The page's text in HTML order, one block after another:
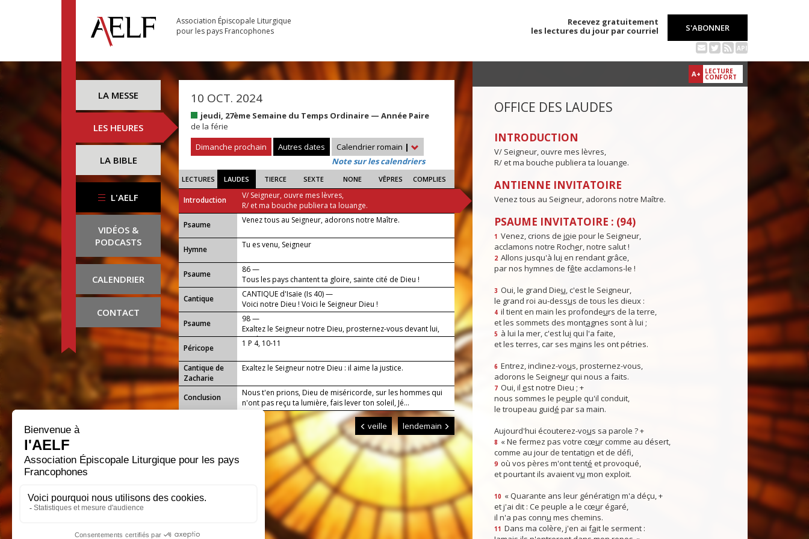
Association Épiscopale Liturgique
pour les pays Francophones
Recevez gratuitement
les lectures du jour par courriel
S'ABONNER
API
LA MESSE
LES HEURES
LA BIBLE
L'AELF
VIDÉOS &
PODCASTS
CALENDRIER
CONTACT
10 OCT. 2024
jeudi, 27ème Semaine du Temps Ordinaire — Année Paire
de la férie
Dimanche prochain
Autres dates Calendrier romain |
Note sur les calendriers
LECTURES LAUDES TIERCE SEXTE NONE VÊPRES COMPLIES
Introduction
V/ Seigneur, ouvre mes lèvres,
R/ et ma bouche publiera ta louange.
Psaume
Venez tous au Seigneur, adorons notre Maître.
Hymne Tu es venu, Seigneur
Psaume
86 —
Tous les pays chantent ta gloire, sainte cité de Dieu !
Cantique
CANTIQUE d'Isaïe (Is 40) —
Voici notre Dieu ! Voici le Seigneur Dieu !
Psaume
98 —
Exaltez le Seigneur notre Dieu, prosternez-vous devant lui,
car il est saint.
Péricope
1 P 4, 10-11
Cantique de
Zacharie
Exaltez le Seigneur notre Dieu : il aime la justice.
Conclusion
Nous t'en prions, Dieu de miséricorde, sur les hommes qui
n'ont pas reçu ta lumière, fais lever ton soleil, Jé...
veille lendemain
A+ LECTURE
CONFORT
OFFICE DES LAUDES
INTRODUCTION
V/ Seigneur, ouvre mes lèvres,
R/ et ma bouche publiera ta louange.
ANTIENNE INVITATOIRE
Venez tous au Seigneur, adorons notre Maître.
PSAUME INVITATOIRE : (94)
1 Venez, crions de joie pour le Seigneur,
acclamons notre Rocher, notre salut !
2 Allons jusqu'à lui en rendant grâce,
par nos hymnes de fête acclamons-le !
3 Oui, le grand Dieu, c'est le Seigneur,
le grand roi au-dessus de tous les dieux :
4 il tient en main les profondeurs de la terre,
et les sommets des montagnes sont à lui ;
5 à lui la mer, c'est lui qui l'a faite,
et les terres, car ses mains les ont pétries.
6 Entrez, inclinez-vous, prosternez-vous,
adorons le Seigneur qui nous a faits.
7 Oui, il est notre Dieu ; +
nous sommes le peuple qu'il conduit,
le troupeau guidé par sa main.
Aujourd'hui écouterez-vous sa parole ? +
8 « Ne fermez pas votre cœur comme au désert,
comme au jour de tentation et de défi,
9 où vos pères m'ont tenté et provoqué,
et pourtant ils avaient vu mon exploit.
10 « Quarante ans leur génération m'a déçu, +
et j'ai dit : Ce peuple a le cœur égaré,
il n'a pas connu mes chemins.
11 Dans ma colère, j'en ai fait le serment :